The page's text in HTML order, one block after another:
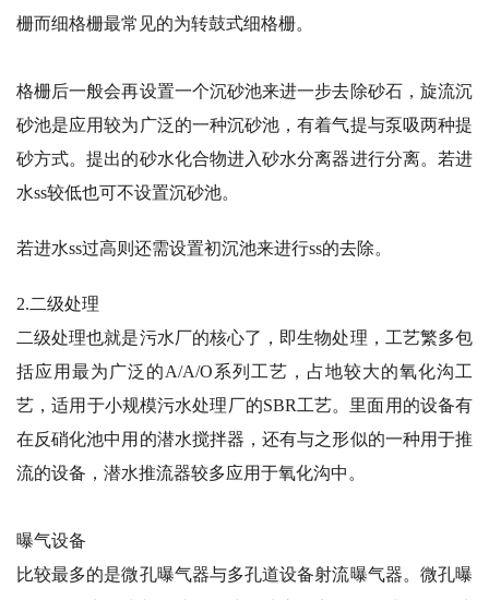
栅而细格栅最常见的为转鼓式细格栅。
格栅后一般会再设置一个沉砂池来进一步去除砂石，旋流沉
砂池是应用较为广泛的一种沉砂池，有着气提与泵吸两种提
砂方式。提出的砂水化合物进入砂水分离器进行分离。若进
水ss较低也可不设置沉砂池。
若进水ss过高则还需设置初沉池来进行ss的去除。
2.二级处理
二级处理也就是污水厂的核心了，即生物处理，工艺繁多包
括应用最为广泛的A/A/O系列工艺，占地较大的氧化沟工
艺，适用于小规模污水处理厂的SBR工艺。里面用的设备有
在反硝化池中用的潜水搅拌器，还有与之形似的一种用于推
流的设备，潜水推流器较多应用于氧化沟中。
曝气设备
比较最多的是微孔曝气器与多孔道设备射流曝气器。微孔曝